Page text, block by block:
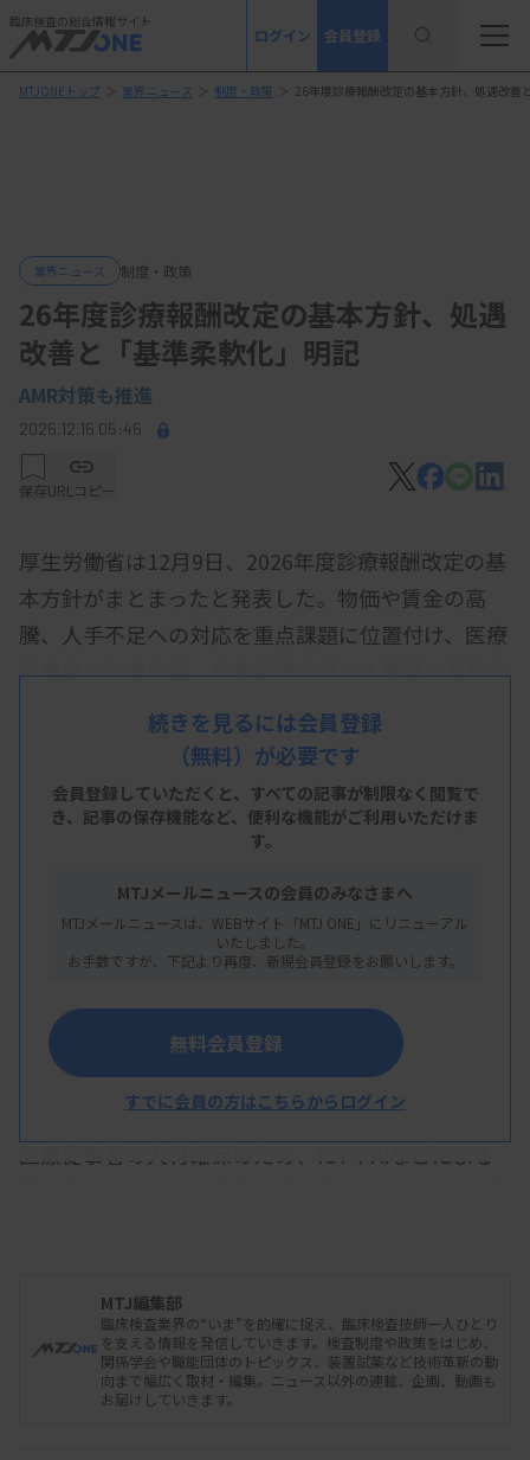
臨床検査の総合情報サイト
ログイン 会員登録
MTJONEトップ ＞ 業界ニュース ＞ 制度・政策 ＞ 26年度診療報酬改定の基本方針、処遇改善
業界ニュース 制度・政策
26年度診療報酬改定の基本方針、処遇
改善と「基準柔軟化」明記
AMR対策も推進
2025.12.15 05:45
保存URLコピー
厚生労働省は12月9日、2026年度診療報酬改定の基
本方針がまとまったと発表した。物価や賃金の高
騰、人手不足への対応を重点課題に位置付け、医療
従事者の処遇改善、診療報酬上求める基準の柔軟化
基本方針では、▽物価や賃金、人手不足など環境変
化への対応▽2040年ごろを見据えた医療機能の分
化・連携、地域包括ケアシステムの推進▽安心・安
の視点を示した。
2024年度の前回改定時の基本方針と比べると、物
ことが目を引く。さらに、前回は「ポスト2025」
としていた医療提供体制の整備の時期は「2040年
ごろ」と明記した。
医療従事者の人材確保のため、ICTやAIなどによる
また、安心・安全で質の高い医療のため、救急、小
児・周産期などへの適切な評価、感染症対策や薬剤
耐性（AMR）対策などを進める考えを示した。
続きを見るには会員登録
（無料）が必要です
会員登録していただくと、すべての記事が制限なく閲覧で
き、 記事の保存機能など、便利な機能がご利用いただけま
す。
MTJメールニュースの会員のみなさまへ
MTJメールニュースは、WEBサイト「MTJ ONE」にリニューアル
いたしました。
お手数ですが、下記より再度、新規会員登録をお願いします。
無料会員登録
すでに会員の方はこちらからログイン
MTJ編集部
臨床検査業界の“いま”を的確に捉え、臨床検査技師一人ひとり
を支える情報を発信していきます。検査制度や政策をはじめ、
関係学会や職能団体のトピックス、装置試薬など技術革新の動
向まで幅広く取材・編集。ニュース以外の連載、企画、動画も
お届けしていきます。